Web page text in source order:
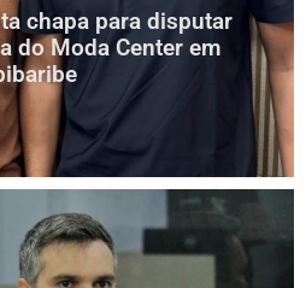
chapa para disputar
do Moda Center em